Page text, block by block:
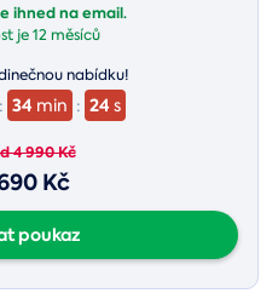
ihned na email.
je12 měsíců
nabídku!
: 34 min : 23 s
4 990 Kč
Kč
poukaz